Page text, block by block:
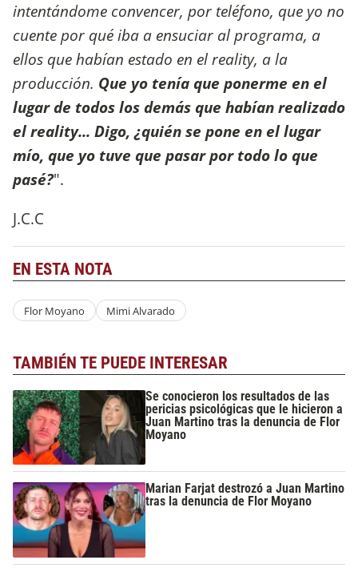
intentándome convencer, por teléfono, que yo no
cuente por qué iba a ensuciar al programa, a
ellos que habían estado en el reality, a la
producción. Que yo tenía que ponerme en el
lugar de todos los demás que habían realizado
el reality... Digo, ¿quién se pone en el lugar
mío, que yo tuve que pasar por todo lo que
pasé?".
J.C.C
EN ESTA NOTA
Flor Moyano Mimi Alvarado
TAMBIÉN TE PUEDE INTERESAR
Se conocieron los resultados de las
pericias psicológicas que le hicieron a
Juan Martino tras la denuncia de Flor
Moyano
Marian Farjat destrozó a Juan Martino
tras la denuncia de Flor Moyano